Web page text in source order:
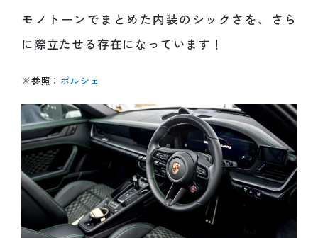
モノトーンでまとめた内装のシックさを、さら
に際立たせる存在になっています！
※参照： ポルシェ